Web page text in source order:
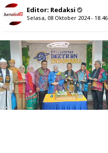
Editor: Redaksi
Selasa, 08 Oktober 2024 - 18.46